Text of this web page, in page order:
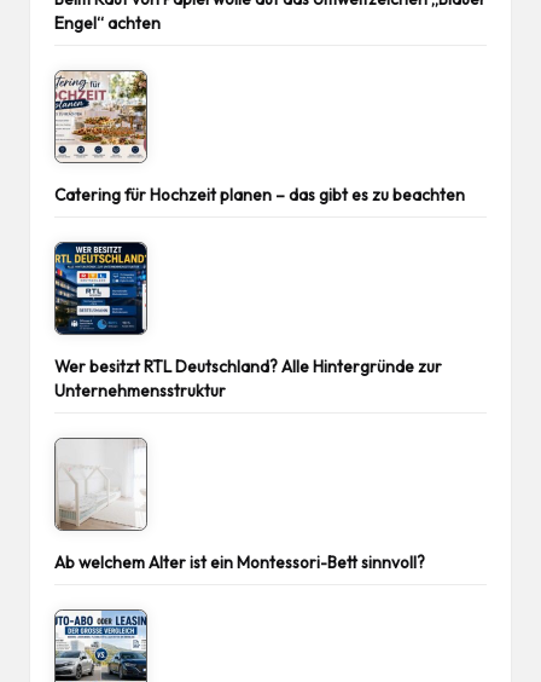
Engel“ achten
Catering für Hochzeit planen – das gibt es zu beachten
Wer besitzt RTL Deutschland? Alle Hintergründe zur
Unternehmensstruktur
Ab welchem Alter ist ein Montessori-Bett sinnvoll?